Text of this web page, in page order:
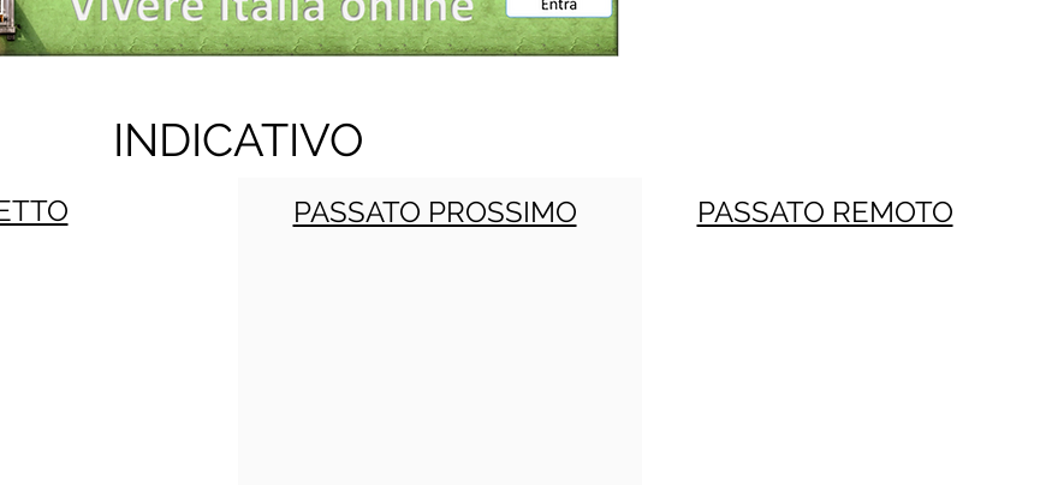
INDICATIVO
PASSATO PROSSIMO PASSATO REMOTO